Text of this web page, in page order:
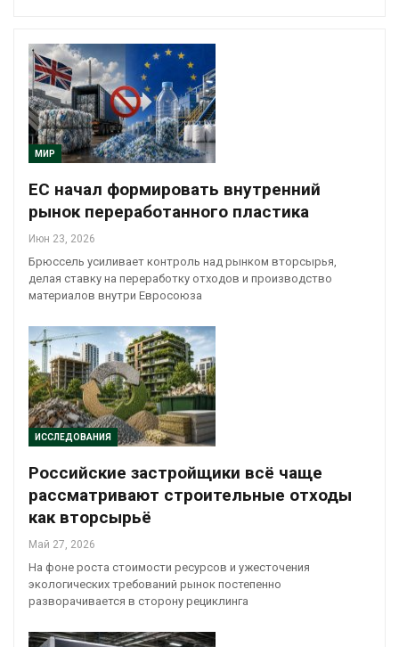
МИР
ЕС начал формировать внутренний
рынок переработанного пластика
Июн 23, 2026
Брюссель усиливает контроль над рынком вторсырья,
делая ставку на переработку отходов и производство
материалов внутри Евросоюза
ИССЛЕДОВАНИЯ
Российские застройщики всё чаще
рассматривают строительные отходы
как вторсырьё
Май 27, 2026
На фоне роста стоимости ресурсов и ужесточения
экологических требований рынок постепенно
разворачивается в сторону рециклинга